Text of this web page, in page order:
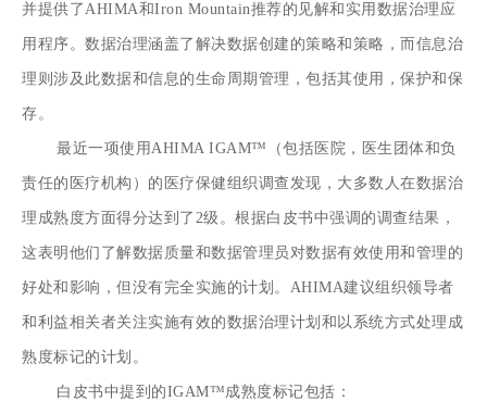
并提供了AHIMA和Iron Mountain推荐的见解和实用数据治理应
用程序。数据治理涵盖了解决数据创建的策略和策略，而信息治
理则涉及此数据和信息的生命周期管理，包括其使用，保护和保
存。
最近一项使用AHIMA IGAM™（包括医院，医生团体和负
责任的医疗机构）的医疗保健组织调查发现，大多数人在数据治
理成熟度方面得分达到了2级。根据白皮书中强调的调查结果，
这表明他们了解数据质量和数据管理员对数据有效使用和管理的
好处和影响，但没有完全实施的计划。AHIMA建议组织领导者
和利益相关者关注实施有效的数据治理计划和以系统方式处理成
熟度标记的计划。
白皮书中提到的IGAM™成熟度标记包括：